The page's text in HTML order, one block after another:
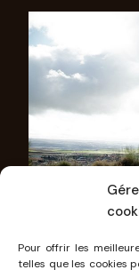
Pour offrir les
telles que les cookies